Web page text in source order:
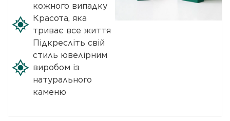
кожного випадку
Красота, яка
триває все життя
Підкресліть свій
стиль ювелірним
виробом із
натурального
каменю